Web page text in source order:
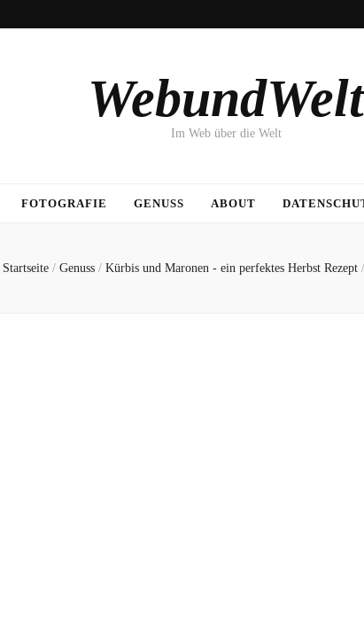
WebundWelt
Im Web über die Welt
FOTOGRAFIE GENUSS ABOUT
Startseite / Genuss / Kürbis und Maronen - ein perfektes Herbst Rezept /